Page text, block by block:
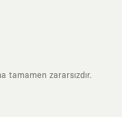
tamamen zararsızdır.